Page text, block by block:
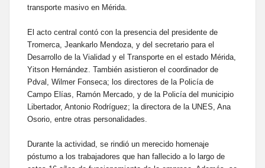
transporte masivo en Mérida.
El acto central contó con la presencia del presidente de
Tromerca, Jeankarlo Mendoza, y del secretario para el
Desarrollo de la Vialidad y el Transporte en el estado Mérida,
Yitson Hernández. También asistieron el coordinador de
Pdval, Wilmer Fonseca; los directores de la Policía de
Campo Elías, Ramón Mercado, y de la Policía del municipio
Libertador, Antonio Rodríguez; la directora de la UNES, Ana
Osorio, entre otras personalidades.
Durante la actividad, se rindió un merecido homenaje
póstumo a los trabajadores que han fallecido a lo largo de